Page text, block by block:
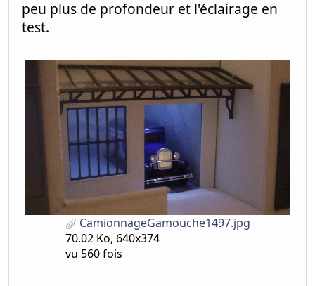
peu plus de profondeur et l'éclairage en
test.
CamionnageGamouche1497.jpg
70.02 Ko, 640x374
vu 560 fois